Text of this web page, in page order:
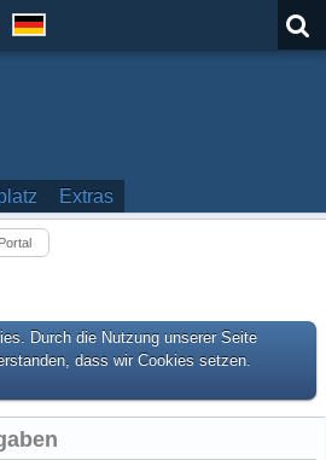
Extras
Durch die Nutzung unserer Seite
dass wir Cookies setzen.